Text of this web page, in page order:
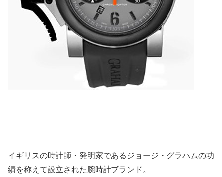
イギリスの時計師・発明家であるジョージ・グラハムの功
績を称えて設立された腕時計ブランド。